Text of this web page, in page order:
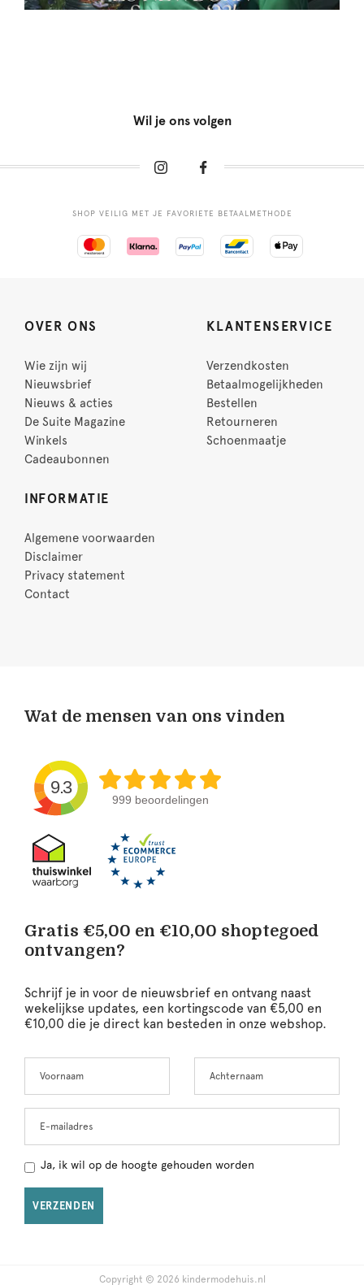
Wil je ons volgen
SHOP VEILIG MET JE FAVORIETE BETAALMETHODE
OVER ONS
Wie zijn wij
Nieuwsbrief
Nieuws & acties
De Suite Magazine
Winkels
Cadeaubonnen
KLANTENSERVICE
Verzendkosten
Betaalmogelijkheden
Bestellen
Retourneren
Schoenmaatje
INFORMATIE
Algemene voorwaarden
Disclaimer
Privacy statement
Contact
Wat de mensen van ons vinden
9.3
999 beoordelingen
Gratis €5,00 en €10,00 shoptegoed
ontvangen?
Schrijf je in voor de nieuwsbrief en ontvang naast
wekelijkse updates, een kortingscode van €5,00 en
€10,00 die je direct kan besteden in onze webshop.
this
Ja, ik wil op de hoogte gehouden worden
VERZENDEN
Copyright © 2026 kindermodehuis.nl